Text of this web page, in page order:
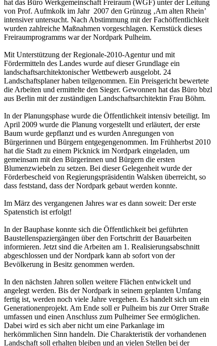
hat das Büro Werkgemeinschaft Freiraum (WGF) unter der Leitung
von Prof. Aufmkolk im Jahr 2007 den Grünzug ‚Am alten Rhein’
intensiver untersucht. Nach Abstimmung mit der Fachöffentlichkeit
wurden zahlreiche Maßnahmen vorgeschlagen. Kernstück dieses
Freiraumprogramms war der Nordpark Pulheim.
Mit Unterstützung der Regionale-2010-Agentur und mit
Fördermitteln des Landes wurde auf dieser Grundlage ein
landschaftsarchitektonischer Wettbewerb ausgelobt. 24
Landschaftsplaner haben teilgenommen. Ein Preisgericht bewertete
die Arbeiten und ermittelte den Sieger. Gewonnen hat das Büro bbzl
aus Berlin mit der zuständigen Landschaftsarchitektin Frau Böhm.
In der Planungsphase wurde die Öffentlichkeit intensiv beteiligt. Im
April 2009 wurde die Planung vorgestellt und erläutert, der erste
Baum wurde gepflanzt und es wurden Anregungen von
Bürgerinnen und Bürgern entgegengenommen. Im Frühherbst 2010
hat die Stadt zu einem Picknick im Nordpark eingeladen, um
gemeinsam mit den Bürgerinnen und Bürgern die ersten
Blumenzwiebeln zu setzen. Bei dieser Gelegenheit wurde der
Förderbescheid von Regierungspräsidentin Walsken überreicht, so
dass feststand, dass der Nordpark gebaut werden konnte.
Im März des vergangenen Jahres war es dann soweit: Der erste
Spatenstich ist erfolgt!
In der Bauphase konnte sich die Öffentlichkeit bei geführten
Baustellenspaziergängen über den Fortschritt der Bauarbeiten
informieren. Jetzt sind die Arbeiten am 1. Realisierungsabschnitt
abgeschlossen und der Nordpark kann ab sofort von der
Bevölkerung in Besitz genommen werden.
In den nächsten Jahren sollen weitere Flächen entwickelt und
angelegt werden. Bis der Nordpark in seinem geplanten Umfang
fertig ist, werden noch viele Jahre vergehen. Es handelt sich um ein
Generationenprojekt. Am Ende soll er Pulheim bis zur Orrer Straße
umfassen und einen Anschluss zum Pulheimer See ermöglichen.
Dabei wird es sich aber nicht um eine Parkanlage im
herkömmlichen Sinn handeln. Die Charakteristik der vorhandenen
Landschaft soll erhalten bleiben und an vielen Stellen bei der